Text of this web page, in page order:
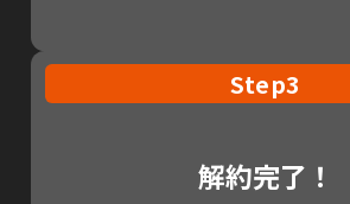
Step3
解約完了！